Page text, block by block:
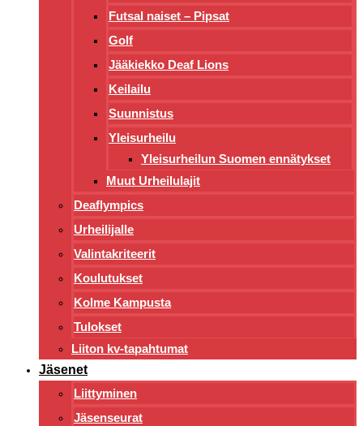
Futsal naiset – Pipsat
Golf
Jääkiekko Deaf Lions
Keilailu
Suunnistus
Yleisurheilu
Yleisurheilun Suomen ennätykset
Muut Urheilulajit
Deaflympics
Urheilijalle
Valintakriteerit
Koulutukset
Kolme Kampusta
Tulokset
Liiton kv-tapahtumat
Jäsenet
Liittyminen
Jäsenseurat